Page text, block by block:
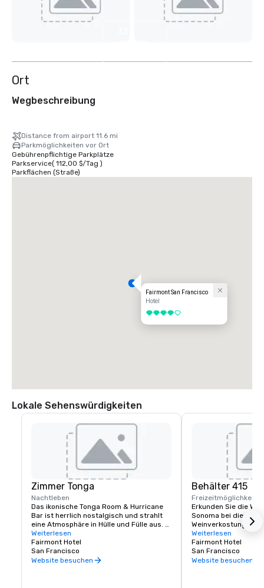
Ort
Wegbeschreibung
Distance from airport 11.6 mi
Parkmöglichkeiten vor Ort
Gebührenpflichtige Parkplätze
Parkservice( 112,00 $/Tag )
Parkflächen (Straße)
Fairmont San Francisco
Hotel
4 von 5
Lokale Sehenswürdigkeiten
Zimmer Tonga
Nachtleben
Das ikonische Tonga Room & Hurricane
Bar ist herrlich nostalgisch und strahlt
eine Atmosphäre in Hülle und Fülle aus.
Kein Wunder, war es doch ein Hollywood-
Szenenbildner, der den thematischen
Look & Feel kreierte. Die Gäste
versammeln sich rund um eine große
Weiterlesen
Fairmont Hotel
San Francisco
Website besuchen
Behälter 415
Freizeitmöglichkeiten
Erkunden Sie die
Sonoma bei dieser
Weinverkostung im
Erfahrene
Geschmack kennen,
Reise verlaufen soll,
maßgeschneidertes
Weiterlesen
Fairmont Hotel
San Francisco
Website besuchen